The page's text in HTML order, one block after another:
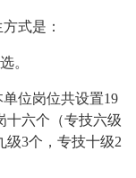
式是：
。
位岗位共设置19
十六个（专技六级
级3个，专技十级2